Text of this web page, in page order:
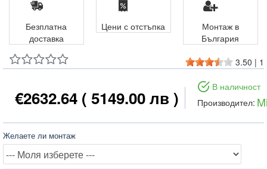
3.50 | 1
€2632.64 ( 5149.00 лв )
В наличност
Производител:
Желаете ли монтаж
Безплатна
доставка
Цени с отстъпка
Монтаж в
България